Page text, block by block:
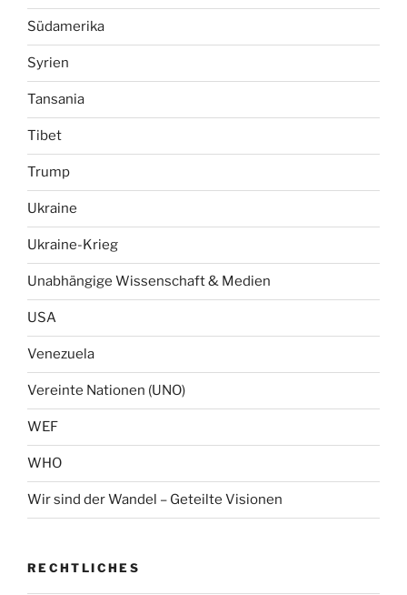
Südamerika
Syrien
Tansania
Tibet
Trump
Ukraine
Ukraine-Krieg
Unabhängige Wissenschaft & Medien
USA
Venezuela
Vereinte Nationen (UNO)
WEF
WHO
Wir sind der Wandel – Geteilte Visionen
RECHTLICHES